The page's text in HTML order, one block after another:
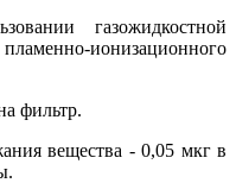
газожидкостной
ионизационного
фильтр.
вещества - 0,05 мкг в